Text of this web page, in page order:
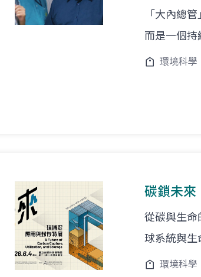
「大內總
而是一個持
環境科學
碳鎖未來
從碳與生命
球系統與生
環境科學